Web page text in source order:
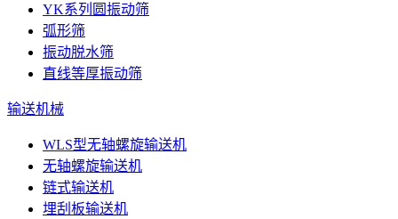
YK系列圆振动筛
弧形筛
振动脱水筛
直线等厚振动筛
输送机械
WLS型无轴螺旋输送机
无轴螺旋输送机
链式输送机
埋刮板输送机